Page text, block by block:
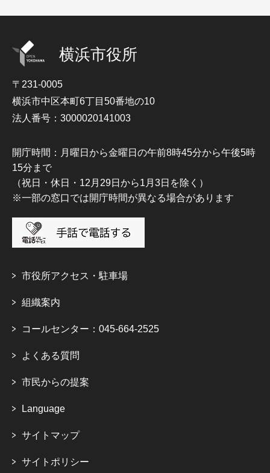
横浜市役所
〒231-0005
横浜市中区本町6丁目50番地の10
法人番号：3000020141003
開庁時間：月曜日から金曜日の午前8時45分から午後5時
15分まで
（祝日・休日・12月29日から1月3日を除く）
※一部の窓口では開庁時間が異なる場合があります
市役所アクセス・駐車場
組織案内
コールセンター：045-664-2525
よくある質問
市民からの提案
Language
サイトマップ
サイトポリシー